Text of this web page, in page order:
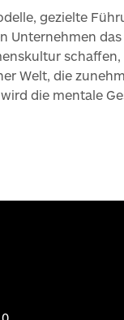
gezielte
Unternehmen
Welt, die
die mentale